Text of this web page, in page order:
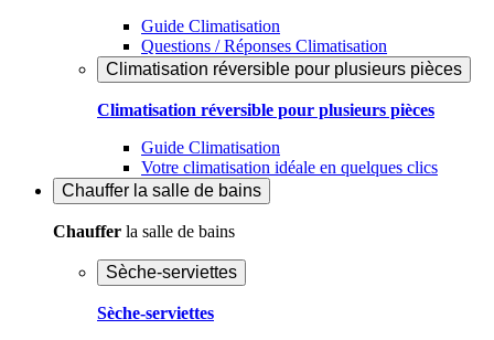
Guide Climatisation
Questions / Réponses Climatisation
Climatisation réversible pour plusieurs pièces
Climatisation réversible pour plusieurs pièces
Guide Climatisation
Votre climatisation idéale en quelques clics
Chauffer la salle de bains
Chauffer la salle de bains
Sèche-serviettes
Sèche-serviettes